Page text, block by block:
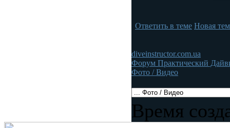
Ответить в теме Новая
diveinstructor.com.ua
Форум Практический
Фото / Видео
Время